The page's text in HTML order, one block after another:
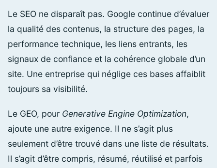
Le SEO ne disparaît pas. Google continue d’évaluer
la qualité des contenus, la structure des pages, la
performance technique, les liens entrants, les
signaux de confiance et la cohérence globale d’un
site. Une entreprise qui néglige ces bases affaiblit
toujours sa visibilité.
Le GEO, pour Generative Engine Optimization,
ajoute une autre exigence. Il ne s’agit plus
seulement d’être trouvé dans une liste de résultats.
Il s’agit d’être compris, résumé, réutilisé et parfois